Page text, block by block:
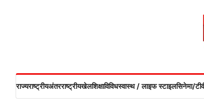
राज्यराष्ट्रीयअंतरराष्ट्रीयखेलशिक्षाविविधस्वास्थ / लाइफ स्टाइलसिनेमा/